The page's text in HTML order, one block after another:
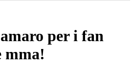
per i fan
mma!